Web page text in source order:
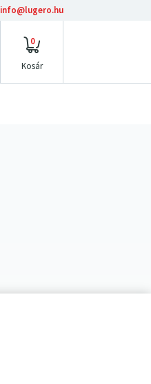
0
info@lugero.hu